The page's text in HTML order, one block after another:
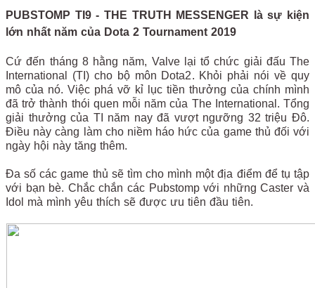
PUBSTOMP TI9 - THE TRUTH MESSENGER là sự kiện
lớn nhất năm của Dota 2 Tournament 2019
Cứ đến tháng 8 hằng năm, Valve lại tổ chức giải đấu The
International (TI) cho bộ môn Dota2. Khỏi phải nói về quy
mô của nó. Việc phá vỡ kỉ lục tiền thưởng của chính mình
đã trở thành thói quen mỗi năm của The International. Tổng
giải thưởng của TI năm nay đã vượt ngưỡng 32 triệu Đô.
Điều này càng làm cho niềm háo hức của game thủ đối với
ngày hội này tăng thêm.
Đa số các game thủ sẽ tìm cho mình một địa điểm để tụ tập
với bạn bè. Chắc chắn các Pubstomp với những Caster và
Idol mà mình yêu thích sẽ được ưu tiên đầu tiên.